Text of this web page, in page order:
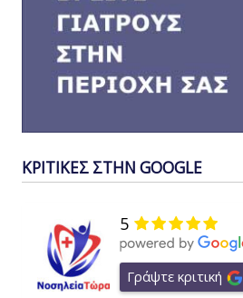
ΚΡΙΤΙΚΕΣ ΣΤΗΝ GOOGLE
5
Γράψτε κριτική